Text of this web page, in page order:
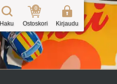
Haku
0
Ostoskori Kirjaudu